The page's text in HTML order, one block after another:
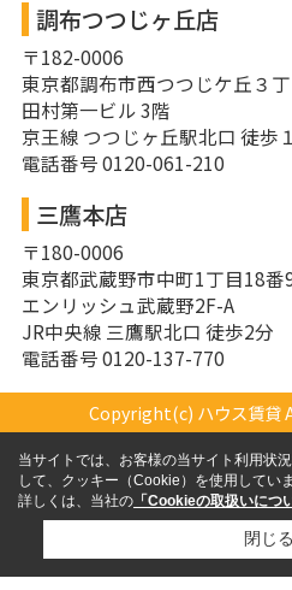
調布つつじヶ丘店
〒182-0006
東京都調布市西つつじケ丘３
田村第一ビル 3階
京王線 つつじヶ丘駅北口 徒歩
電話番号 0120-061-210
三鷹本店
〒180-0006
東京都武蔵野市中町1丁目18番
エンリッシュ武蔵野2F-A
JR中央線 三鷹駅北口 徒歩2分
電話番号 0120-137-770
Copyright(c) ハウス賃貸
当サイトでは、お客様の当サイト利用状
して、クッキー（Cookie）を使用していま
詳しくは、当社の 「Cookieの取扱いにつ
閉じる